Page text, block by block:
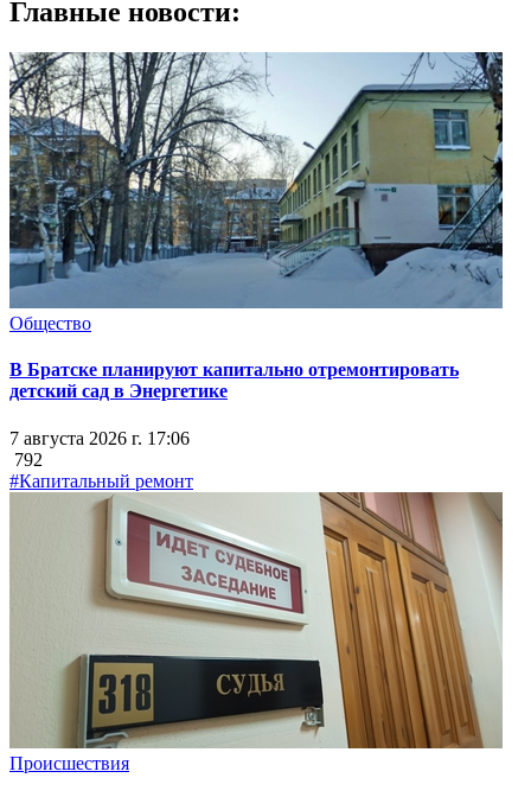
Главные новости:
Общество
В Братске планируют капитально отремонтировать
детский сад в Энергетике
7 августа 2026 г. 17:06
792
#Капитальный ремонт
Происшествия